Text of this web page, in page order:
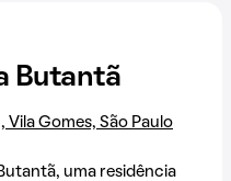
Butantã
Vila Gomes, São Paulo
uma residência